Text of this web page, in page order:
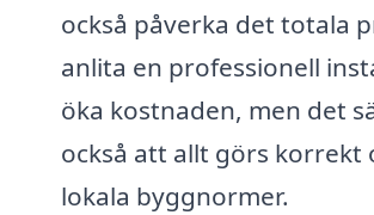
också påverka det totala
anlita en professionell
öka kostnaden, men det
också att allt görs korrekt
lokala byggnormer.